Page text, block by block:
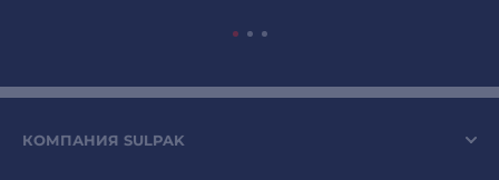
КОМПАНИЯ SULPAK